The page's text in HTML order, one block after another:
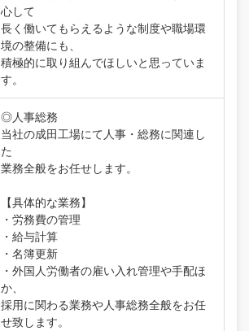
心して
長く働いてもらえるような制度や職場環
境の整備にも、
積極的に取り組んでほしいと思っていま
す。
◎人事総務
当社の成田工場にて人事・総務に関連し
た
業務全般をお任せします。
【具体的な業務】
・労務費の管理
・給与計算
・名簿更新
・外国人労働者の雇い入れ管理や手配ほ
か、
採用に関わる業務や人事総務全般をお任
せ致します。